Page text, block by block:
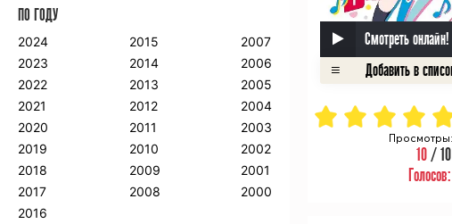
Смотреть онлайн!
Просмотры:
10/ 10
ПО ГОДУ
2024
2023
2022
2021
2020
2019
2018
2017
2016
2015
2014
2013
2012
2011
2010
2009
2008
2007
2006
2005
2004
2003
2002
2001
2000